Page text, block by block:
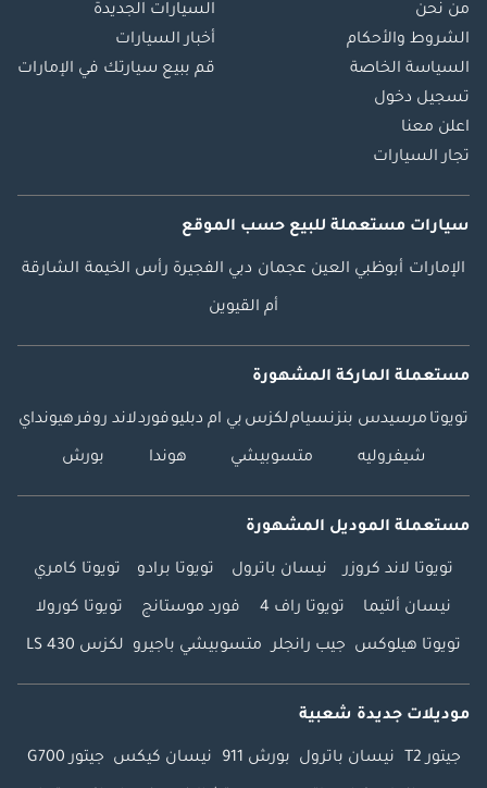
من نحن
الشروط والأحكام
السياسة الخاصة
تسجيل دخول
اعلن معنا
تجار السيارات
السيارات الجديدة
أخبار السيارات
قم ببيع سيارتك في الإمارات
سيارات مستعملة للبيع حسب الموقع
الإمارات أبوظبي العين عجمان دبي الفجيرة رأس الخيمة الشارقة
أم القيوين
مستعملة الماركة المشهورة
تويوتا مرسيدس بنزنسياملكزس بي ام دبليوفوردلاند روفرهيونداي
شيفروليه متسوبيشي هوندا بورش
مستعملة الموديل المشهورة
تويوتا لاند كروزر نيسان باترول تويوتا برادو تويوتا كامري
نيسان ألتيما تويوتا راف 4 فورد موستانج تويوتا كورولا
تويوتا هيلوكس جيب رانجلر متسوبيشي باجيرو لكزس LS 430
موديلات جديدة شعبية
جيتور T2 نيسان باترول بورش 911 نيسان كيكس جيتور G700